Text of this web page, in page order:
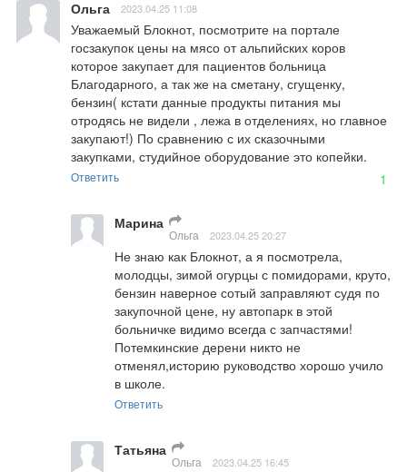
Ольга 2023.04.25 11:08
Уважаемый Блокнот, посмотрите на портале
госзакупок цены на мясо от альпийских коров
которое закупает для пациентов больница
Благодарного, а так же на сметану, сгущенку,
бензин( кстати данные продукты питания мы
отродясь не видели , лежа в отделениях, но главное
закупают!) По сравнению с их сказочными
закупками, студийное оборудование это копейки.
Ответить 1
Марина
Ольга 2023.04.25 20:27
Не знаю как Блокнот, а я посмотрела,
молодцы, зимой огурцы с помидорами, круто,
бензин наверное сотый заправляют судя по
закупочной цене, ну автопарк в этой
больничке видимо всегда с запчастями!
Потемкинские дерени никто не
отменял,историю руководство хорошо учило
в школе.
Ответить
Татьяна
Ольга 2023.04.25 16:45